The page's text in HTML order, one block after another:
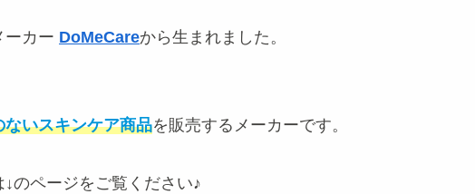
ーカー DoMeCareから生まれました。
いスキンケア商品を販売するメーカーです。
のページをご覧ください♪